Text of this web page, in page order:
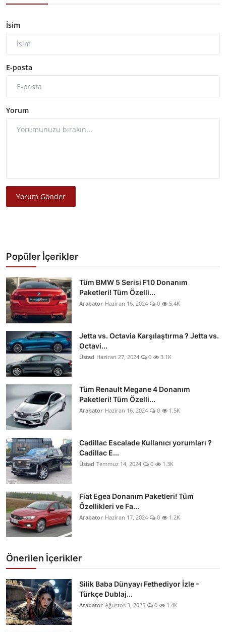
İsim
E-posta
Yorum
Yorum Gönder
Popüler İçerikler
Tüm BMW 5 Serisi F10 Donanım
Paketleri! Tüm Özelli...
Arabator Haziran 16, 2024 0 5.4K
Jetta vs. Octavia Karşılaştırma ? Jetta vs.
Octavi...
Üstad Haziran 27, 2024 0 3.1K
Tüm Renault Megane 4 Donanım
Paketleri! Tüm Özelli...
Arabator Haziran 16, 2024 0 1.5K
Cadillac Escalade Kullanıcı yorumları ?
Cadillac E...
Üstad Temmuz 14, 2024 0 1.3K
Fiat Egea Donanım Paketleri! Tüm
Özellikleri ve Fa...
Arabator Haziran 17, 2024 0 1.2K
Önerilen İçerikler
Silik Baba Dünyayı Fethediyor İzle –
Türkçe Dublaj...
Arabator Ağustos 3, 2025 0 1.4K